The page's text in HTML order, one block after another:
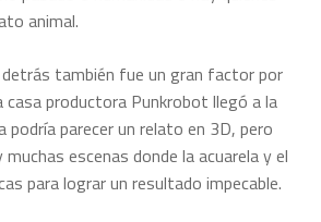
animal.
también fue un gran factor por
casa productora Punkrobot llegó a la
podría parecer un relato en 3D, pero
escenas donde la acuarela y el
para lograr un resultado impecable.